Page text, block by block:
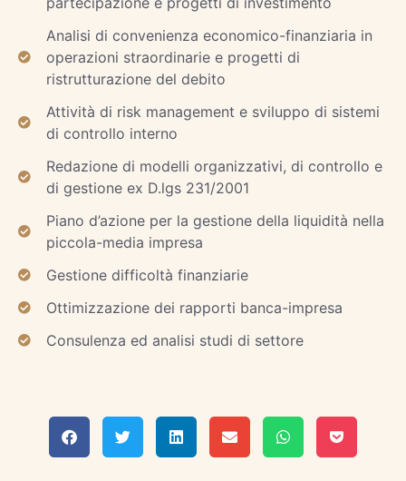
Analisi di convenienza economico-finanziaria in
operazioni straordinarie e progetti di
ristrutturazione del debito
Attività di risk management e sviluppo di sistemi
di controllo interno
Redazione di modelli organizzativi, di controllo e
di gestione ex D.lgs 231/2001
Piano d’azione per la gestione della liquidità nella
piccola-media impresa
Gestione difficoltà finanziarie
Ottimizzazione dei rapporti banca-impresa
Consulenza ed analisi studi di settore